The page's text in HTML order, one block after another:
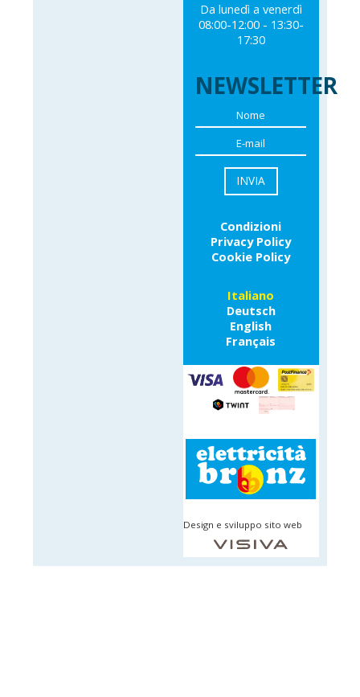
Da lunedì a venerdì
08:00-12:00 - 13:30-
17:30
NEWSLETTER
Condizioni
Privacy Policy
Cookie Policy
Italiano
Deutsch
English
Français
Design e sviluppo sito web